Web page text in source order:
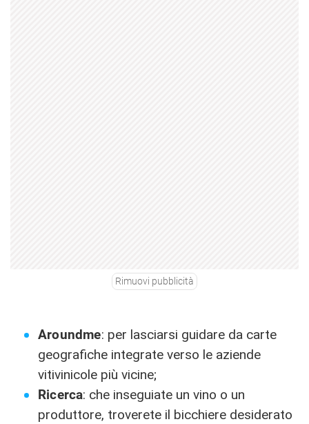
Rimuovi pubblicità
Aroundme: per lasciarsi guidare da carte
geografiche integrate verso le aziende
vitivinicole più vicine;
Ricerca: che inseguiate un vino o un
produttore, troverete il bicchiere desiderato